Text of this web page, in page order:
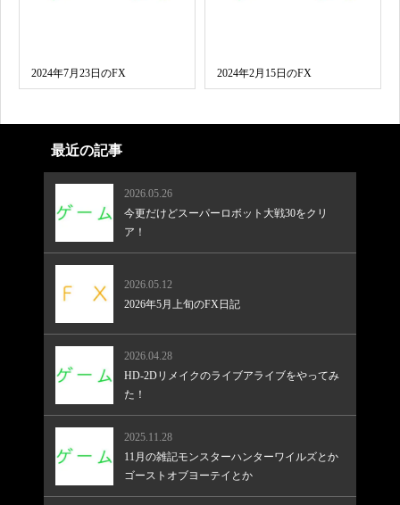
2024年7月23日のFX 2024年2月15日のFX
最近の記事
2026.05.26
今更だけどスーパーロボット大戦30をクリ
ア！
2026.05.12
2026年5月上旬のFX日記
2026.04.28
HD-2Dリメイクのライブアライブをやってみ
た！
2025.11.28
11月の雑記モンスターハンターワイルズとか
ゴーストオブヨーテイとか